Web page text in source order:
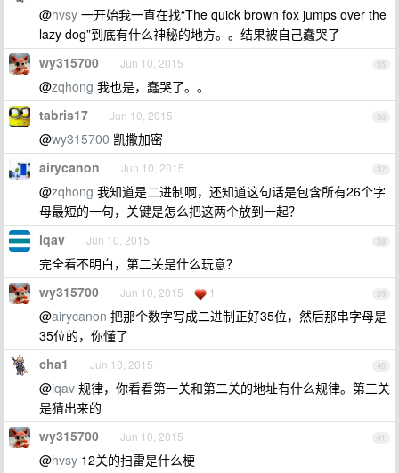
@hvsy 一开始我一直在找“The quick brown fox jumps over the
lazy dog”到底有什么神秘的地方。。结果被自己蠢哭了
35
wy315700 Jun 10, 2015
@zqhong 我也是，蠢哭了。。
36
tabris17 Jun 10, 2015
@wy315700 凯撒加密
37
airycanon Jun 10, 2015
@zqhong 我知道是二进制啊，还知道这句话是包含所有26个字
母最短的一句，关键是怎么把这两个放到一起？
38
iqav Jun 10, 2015
完全看不明白，第二关是什么玩意？
39
wy315700 Jun 10, 2015 1
@airycanon 把那个数字写成二进制正好35位，然后那串字母是
35位的，你懂了
40
cha1 Jun 10, 2015
@iqav 规律，你看看第一关和第二关的地址有什么规律。第三关
是猜出来的
41
wy315700 Jun 10, 2015
@hvsy 12关的扫雷是什么梗